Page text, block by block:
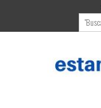
contenido